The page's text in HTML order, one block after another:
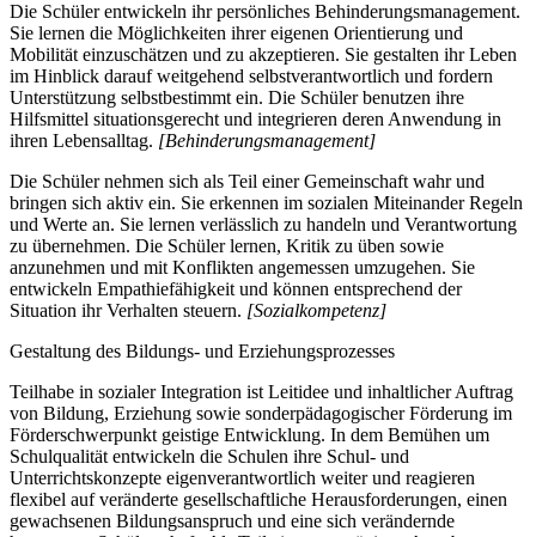
Die Schüler entwickeln ihr persönliches Behinderungsmanagement.
Sie lernen die Möglichkeiten ihrer eigenen Orientierung und
Mobilität einzuschätzen und zu akzeptieren. Sie gestalten ihr Leben
im Hinblick darauf weitgehend selbstverantwortlich und fordern
Unterstützung selbstbestimmt ein. Die Schüler benutzen ihre
Hilfsmittel situationsgerecht und integrieren deren Anwendung in
ihren Lebensalltag. [Behinderungsmanagement]
Die Schüler nehmen sich als Teil einer Gemeinschaft wahr und
bringen sich aktiv ein. Sie erkennen im sozialen Miteinander Regeln
und Werte an. Sie lernen verlässlich zu handeln und Verantwortung
zu übernehmen. Die Schüler lernen, Kritik zu üben sowie
anzunehmen und mit Konflikten angemessen umzugehen. Sie
entwickeln Empathiefähigkeit und können entsprechend der
Situation ihr Verhalten steuern. [Sozialkompetenz]
Gestaltung des Bildungs- und Erziehungsprozesses
Teilhabe in sozialer Integration ist Leitidee und inhaltlicher Auftrag
von Bildung, Erziehung sowie sonderpädagogischer Förderung im
Förderschwerpunkt geistige Entwicklung. In dem Bemühen um
Schulqualität entwickeln die Schulen ihre Schul- und
Unterrichtskonzepte eigenverantwortlich weiter und reagieren
flexibel auf veränderte gesellschaftliche Herausforderungen, einen
gewachsenen Bildungsanspruch und eine sich verändernde